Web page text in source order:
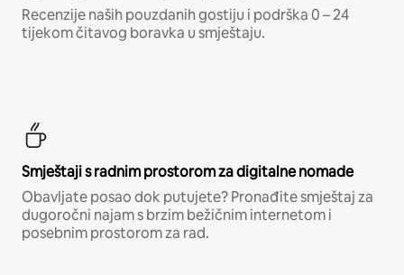
Recenzije naših pouzdanih gostiju i podrška 0 – 24
tijekom čitavog boravka u smještaju.
Smještaji s radnim prostorom za digitalne nomade
Obavljate posao dok putujete? Pronađite smještaj za
dugoročni najam s brzim bežičnim internetom i
posebnim prostorom za rad.